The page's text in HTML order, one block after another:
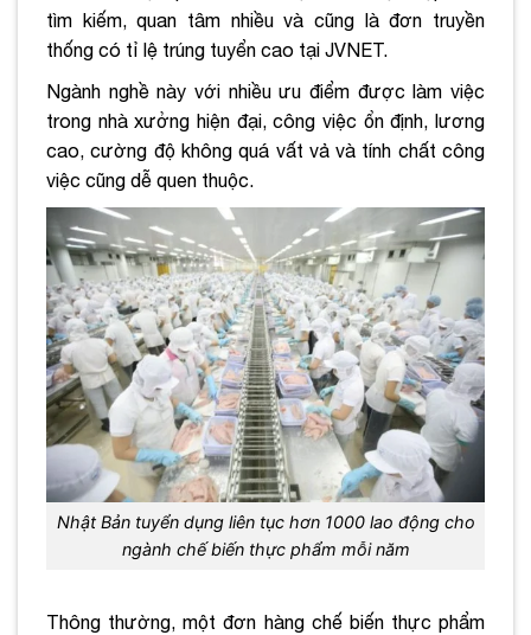
tìm kiếm, quan tâm nhiều và cũng là đơn truyền
thống có tỉ lệ trúng tuyển cao tại JVNET.
Ngành nghề này với nhiều ưu điểm được làm việc
trong nhà xưởng hiện đại, công việc ổn định, lương
cao, cường độ không quá vất vả và tính chất công
việc cũng dễ quen thuộc.
Nhật Bản tuyển dụng liên tục hơn 1000 lao động cho
ngành chế biến thực phẩm mỗi năm
Thông thường, một đơn hàng chế biến thực phẩm